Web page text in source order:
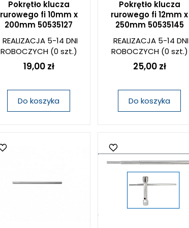
Pokrętło klucza
rurowego fi 10mm x
200mm 50535127
REALIZACJA 5-14 DNI
ROBOCZYCH(0 szt.)
19,00 zł
Do koszyka
Pokrętło klucza
rurowego fi 12mm x
250mm 50535145
REALIZACJA 5-14 DNI
ROBOCZYCH(0 szt.)
25,00 zł
Do koszyka